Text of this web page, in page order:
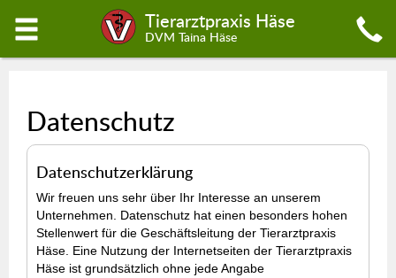
Tierarztpraxis Häse
DVM Taina Häse
Datenschutz
Datenschutzerklärung
Wir freuen uns sehr über Ihr Interesse an unserem
Unternehmen. Datenschutz hat einen besonders hohen
Stellenwert für die Geschäftsleitung der Tierarztpraxis
Häse. Eine Nutzung der Internetseiten der Tierarztpraxis
Häse ist grundsätzlich ohne jede Angabe